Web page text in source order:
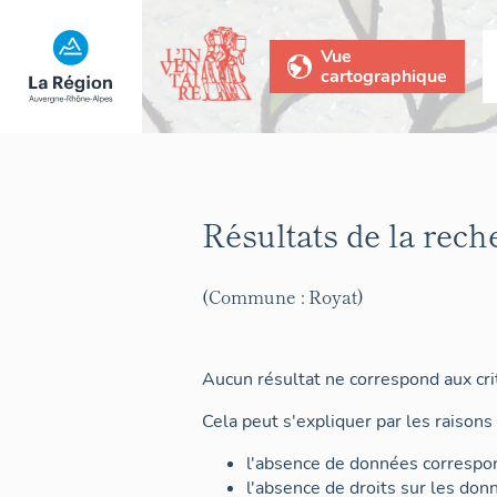
Vue
cartographique
Résultats de la
(Commune : Royat)
Aucun résultat ne correspond aux
Cela peut s'expliquer par les
l'absence de données
l'absence de droits sur les